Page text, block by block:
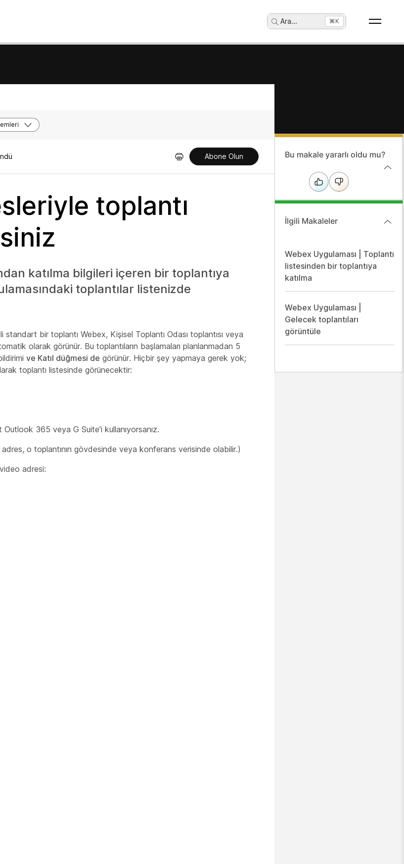
Ara... ⌘K
Abone Olun
toplantı
katılma bilgileri içeren bir toplantıya
toplantılar listenizde
bir toplantı Webex, Kişisel Toplantı Odası toplantısı veya
olarak görünür. Bu toplantıların başlamaları planlanmadan 5
ve Katıl düğmesi de görünür. Hiçbir şey yapmaya gerek yok;
toplantı listesinde görünecektir:
365 veya G Suite'i kullanıyorsanız.
o toplantının gövdesinde veya konferans verisinde olabilir.)
adresi:
Bu makale yararlı oldu mu?
İlgili Makaleler
Webex Uygulaması | Toplantı
listesinden bir toplantıya
katılma
Webex Uygulaması |
Gelecek toplantıları
görüntüle